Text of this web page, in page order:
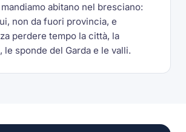
abitano nel bresciano:
non da fuori provincia, e
perdere tempo la città, la
le sponde del Garda e le valli.